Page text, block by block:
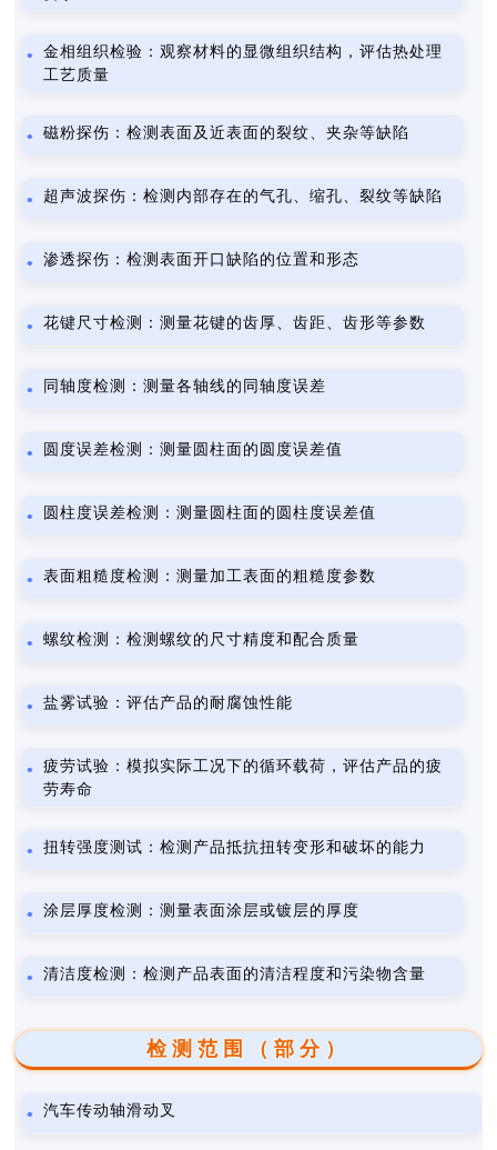
金相组织检验：观察材料的显微组织结构，评估热处理
工艺质量
磁粉探伤：检测表面及近表面的裂纹、夹杂等缺陷
超声波探伤：检测内部存在的气孔、缩孔、裂纹等缺陷
渗透探伤：检测表面开口缺陷的位置和形态
花键尺寸检测：测量花键的齿厚、齿距、齿形等参数
同轴度检测：测量各轴线的同轴度误差
圆度误差检测：测量圆柱面的圆度误差值
圆柱度误差检测：测量圆柱面的圆柱度误差值
表面粗糙度检测：测量加工表面的粗糙度参数
螺纹检测：检测螺纹的尺寸精度和配合质量
盐雾试验：评估产品的耐腐蚀性能
疲劳试验：模拟实际工况下的循环载荷，评估产品的疲
劳寿命
扭转强度测试：检测产品抵抗扭转变形和破坏的能力
涂层厚度检测：测量表面涂层或镀层的厚度
清洁度检测：检测产品表面的清洁程度和污染物含量
检测范围（部分）
汽车传动轴滑动叉